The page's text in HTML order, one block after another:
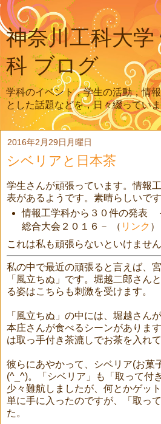
神奈川工科大学
科 ブログ
学科のイベント，学生の活動，情
とした話題などを，日々綴ってい
2016年2月29日月曜日
シベリアと日本茶
学生さんが頑張っています。情報
表があるようです。素晴らしいです
情報工学科から３０件の発表
総合大会２０１６－ （ リンク ）
これは私も頑張らないといけません
私の中で最近の頑張ると言えば、
「風立ちぬ」です。堀越二郎さん
る姿はこちらも刺激を受けます。
「風立ちぬ」の中には、堀越さん
本庄さんが食べるシーンがありま
は取っ手付き茶漉しでお茶を入れて
彼らにあやかって、シベリア(お菓
(^_^)。「シベリア」も「取って付
少々難航しましたが、何とかゲッ
単に手に入ったのですが、「取っ
た。